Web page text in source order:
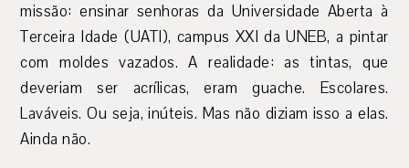
missão: ensinar senhoras da Universidade Aberta à
Terceira Idade (UATI), campus XXI da UNEB, a pintar
com moldes vazados. A realidade: as tintas, que
deveriam ser acrílicas, eram guache. Escolares.
Laváveis. Ou seja, inúteis. Mas não diziam isso a elas.
Ainda não.